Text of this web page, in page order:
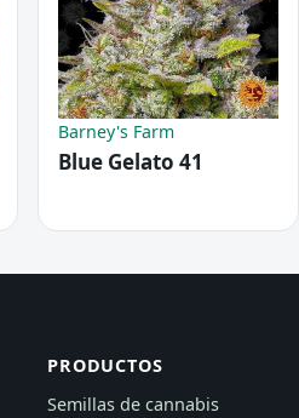
Barney's Farm
Blue Gelato 41
PRODUCTOS
Semillas de cannabis